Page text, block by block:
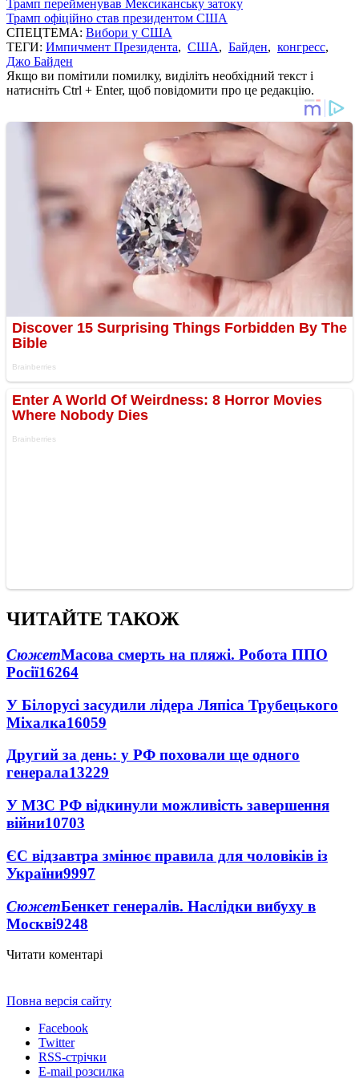
Трамп перейменував Мексиканську затоку
Трамп офіційно став президентом США
СПЕЦТЕМА: Вибори у США
ТЕГИ: Импичмент Президента, США, Байден, конгресс,
Джо Байден
Якщо ви помітили помилку, виділіть необхідний текст і
натисніть Ctrl + Enter, щоб повідомити про це редакцію.
ЧИТАЙТЕ ТАКОЖ
СюжетМасова смерть на пляжі. Робота ППО
Росії16264
У Білорусі засудили лідера Ляпіса Трубецького
Міхалка16059
Другий за день: у РФ поховали ще одного
генерала13229
У МЗС РФ відкинули можливість завершення
війни10703
ЄС відзавтра змінює правила для чоловіків із
України9997
СюжетБенкет генералів. Наслідки вибуху в
Москві9248
Читати коментарі
Повна версія сайту
Facebook
Twitter
RSS-стрічки
E-mail розсилка